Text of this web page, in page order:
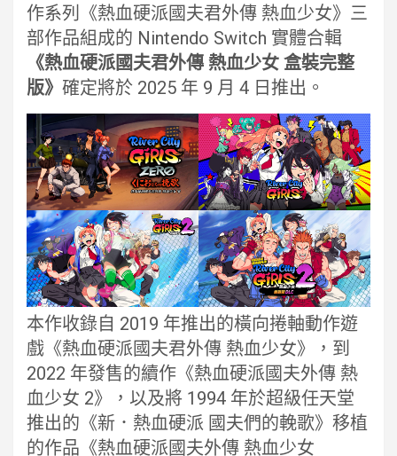
作系列《熱血硬派國夫君外傳 熱血少女》三
部作品組成的 Nintendo Switch 實體合輯
《熱血硬派國夫君外傳 熱血少女 盒裝完整
版》 確定將於 2025 年 9 月 4 日推出。
本作收錄自 2019 年推出的橫向捲軸動作遊
戲《熱血硬派國夫君外傳 熱血少女》，到
2022 年發售的續作《熱血硬派國夫外傳 熱
血少女 2》，以及將 1994 年於超級任天堂
推出的《新．熱血硬派 國夫們的輓歌》移植
的作品《熱血硬派國夫外傳 熱血少女